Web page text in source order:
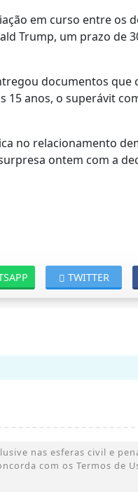
em curso entre os
Trump, um prazo de
documentos que
15 anos, o superávit
no relacionamento
ontem com a
TWITTER
nas esferas civil e
com os Termos de